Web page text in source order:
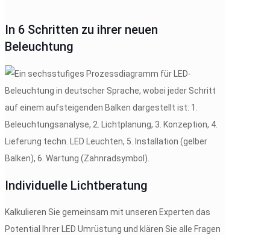
In 6 Schritten zu ihrer neuen
Beleuchtung
Individuelle Lichtberatung
Kalkulieren Sie gemeinsam mit unseren Experten das
Potential Ihrer LED Umrüstung und klären Sie alle Fragen